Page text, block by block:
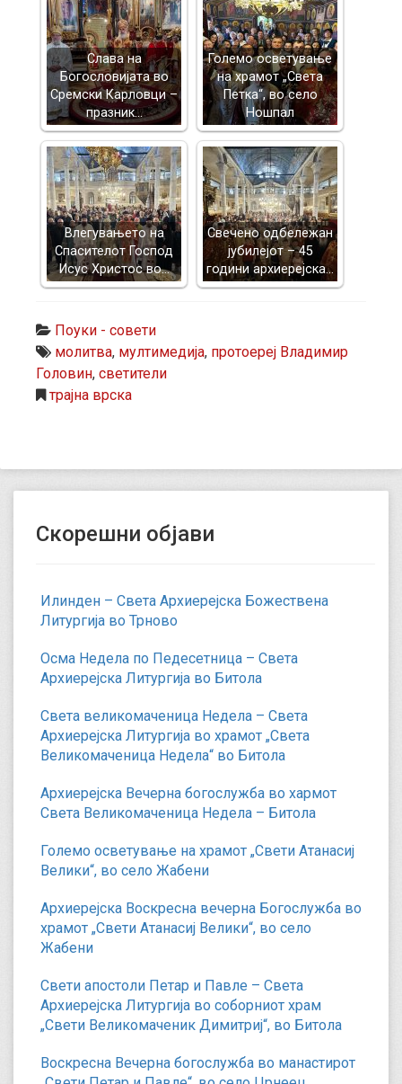
Слава на
Богословијата во
Сремски Карловци –
празник…
Големо осветување
на храмот „Света
Петка“, во село
Ношпал
Влегувањето на
Спасителот Господ
Исус Христос во…
Свечено одбележан
јубилејот – 45
години архиерејска…
Поуки - совети
молитва, мултимедија, протоереј Владимир
Головин, светители
трајна врска
Скорешни објави
Илинден – Света Архиерејска Божествена
Литургија во Трново
Осма Недела по Педесетница – Света
Архиерејска Литургија во Битола
Света великомаченица Недела – Света
Архиерејска Литургија во храмот „Света
Великомаченица Недела“ во Битола
Архиерејска Вечерна богослужба во хармот
Света Великомаченица Недела – Битола
Големо осветување на храмот „Свети Атанасиј
Велики“, во село Жабени
Архиерејска Воскресна вечерна Богослужба во
храмот „Свети Атанасиј Велики“, во село
Жабени
Свети апостоли Петар и Павле – Света
Архиерејска Литургија во соборниот храм
„Свети Великомаченик Димитриј“, во Битола
Воскресна Вечерна богослужба во манастирот